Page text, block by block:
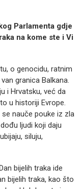
Parlamenta gdje
na kome ste i Vi
o genocidu, ratnim
granica Balkana.
i Hrvatsku, već da
u historiji Evrope.
nauče pouke iz zla
ljudi koji daju
siluju,
bijelih traka ide
bijelih traka, kao što